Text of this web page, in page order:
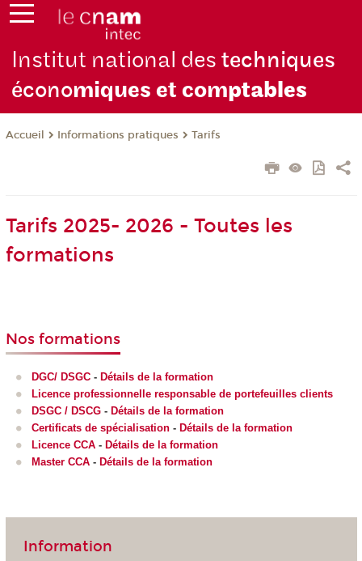
Institut national destechniques
économiques et comptables
Accueil Informations pratiques Tarifs
Tarifs 2025- 2026 - Toutes les
formations
Nos formations
DGC/ DSGC - Détails de la formation
Licence professionnelle responsable de portefeuilles clients
DSGC / DSCG - Détails de la formation
Certificats de spécialisation - Détails de la formation
Licence CCA - Détails de la formation
Master CCA - Détails de la formation
Information